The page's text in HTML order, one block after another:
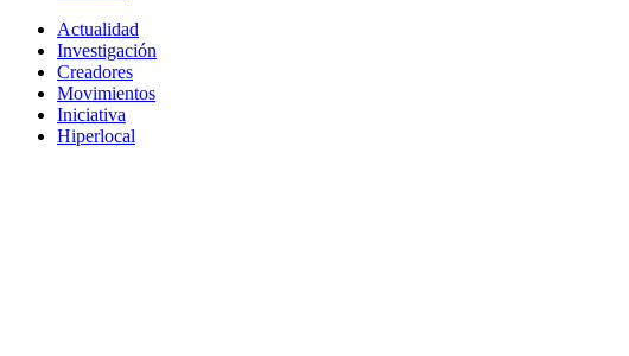
Actualidad
Investigación
Creadores
Movimientos
Iniciativa
Hiperlocal